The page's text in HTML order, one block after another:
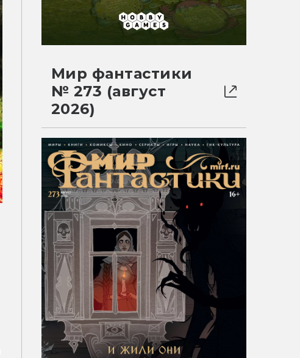
Мир фантастики
№ 273 (август
2026)